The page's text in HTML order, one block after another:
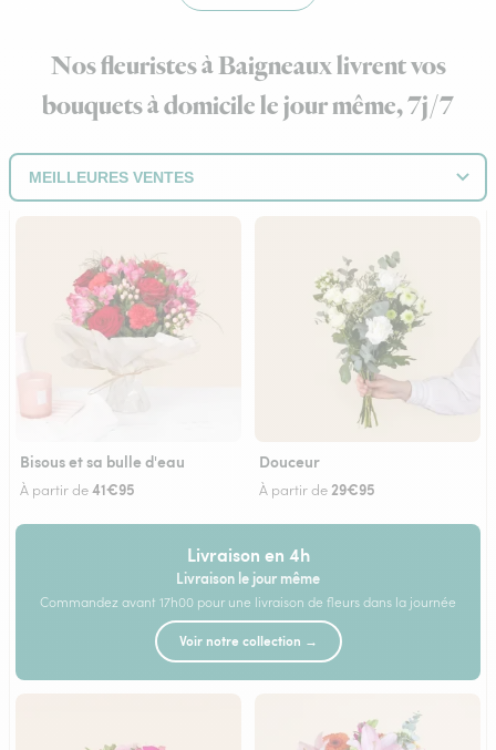
Nos fleuristes à Baigneaux livrent vos
bouquets à domicile le jour même, 7j/7
Bisous et sa bulle d'eau
À partir de41€95
Douceur
À partir de29€95
Livraison en 4h
Livraison le jour même
Commandez avant 17h00 pour une livraison de fleurs dans la journée
Voir notre collection →